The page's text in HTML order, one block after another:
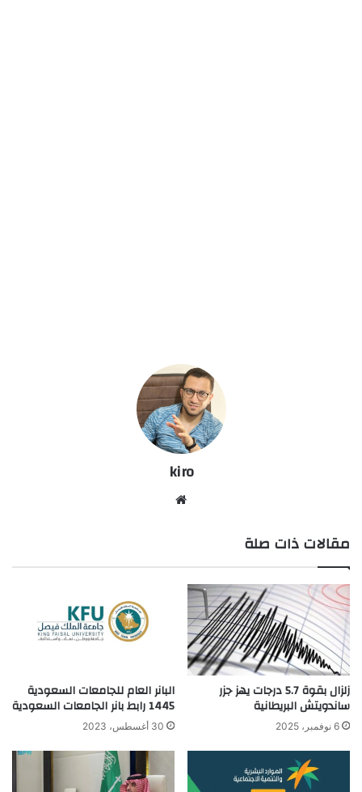
kiro
مقالات ذات صلة
زلزال بقوة 5.7 درجات يهز جزر
ساندويتش البريطانية
6 نوفمبر، 2025
البانر العام للجامعات السعودية
1445 رابط بانر الجامعات السعودية
30 أغسطس، 2023